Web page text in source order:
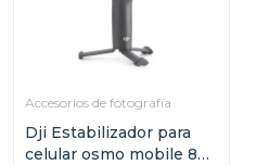
Accesorios de fotografía
Dji Estabilizador para
celular osmo mobile 8